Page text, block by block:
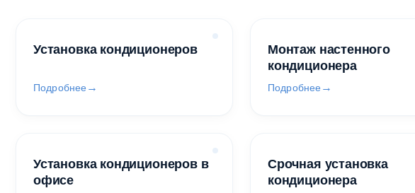
Установка кондиционеров
Подробнее
Монтаж настенного
кондиционера
Подробнее
Установка кондиционеров в
офисе
Срочная установка
кондиционера